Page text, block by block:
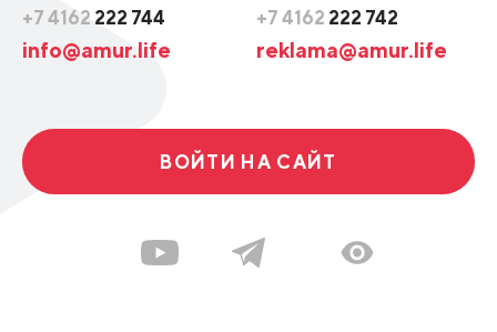
+7 4162 222 744
info@amur.life
+7 4162 222 742
reklama@amur.life
ВОЙТИ НА САЙТ